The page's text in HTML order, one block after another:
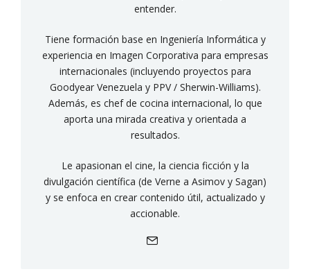
entender.
Tiene formación base en Ingeniería Informática y
experiencia en Imagen Corporativa para empresas
internacionales (incluyendo proyectos para
Goodyear Venezuela y PPV / Sherwin-Williams).
Además, es chef de cocina internacional, lo que
aporta una mirada creativa y orientada a
resultados.
Le apasionan el cine, la ciencia ficción y la
divulgación científica (de Verne a Asimov y Sagan)
y se enfoca en crear contenido útil, actualizado y
accionable.